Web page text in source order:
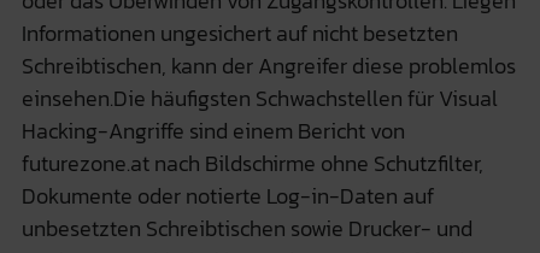
Informationen ungesichert auf nicht besetzten
Schreibtischen, kann der Angreifer diese problemlos
einsehen.Die häufigsten Schwachstellen für Visual
Hacking-Angriffe sind einem Bericht von
futurezone.at nach Bildschirme ohne Schutzfilter,
Dokumente oder notierte Log-in-Daten auf
unbesetzten Schreibtischen sowie Drucker- und